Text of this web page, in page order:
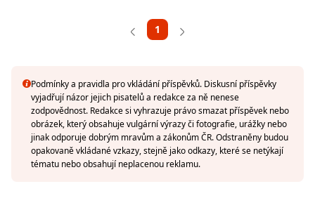
1
Podmínky a pravidla pro vkládání příspěvků. Diskusní příspěvky
vyjadřují názor jejich pisatelů a redakce za ně nenese
zodpovědnost. Redakce si vyhrazuje právo smazat příspěvek nebo
obrázek, který obsahuje vulgární výrazy či fotografie, urážky nebo
jinak odporuje dobrým mravům a zákonům ČR. Odstraněny budou
opakovaně vkládané vzkazy, stejně jako odkazy, které se netýkají
tématu nebo obsahují neplacenou reklamu.